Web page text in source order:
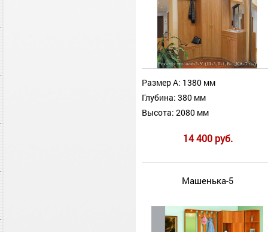
Размер А: 1380 мм
Глубина: 380 мм
Высота: 2080 мм
14 400 руб.
Машенька-5